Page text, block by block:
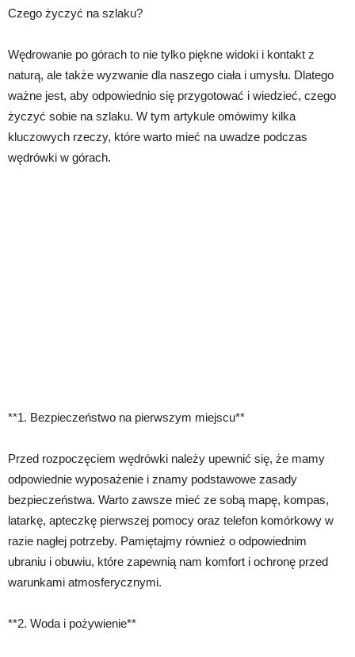
Czego życzyć na szlaku?
Wędrowanie po górach to nie tylko piękne widoki i kontakt z
naturą, ale także wyzwanie dla naszego ciała i umysłu. Dlatego
ważne jest, aby odpowiednio się przygotować i wiedzieć, czego
życzyć sobie na szlaku. W tym artykule omówimy kilka
kluczowych rzeczy, które warto mieć na uwadze podczas
wędrówki w górach.
**1. Bezpieczeństwo na pierwszym miejscu**
Przed rozpoczęciem wędrówki należy upewnić się, że mamy
odpowiednie wyposażenie i znamy podstawowe zasady
bezpieczeństwa. Warto zawsze mieć ze sobą mapę, kompas,
latarkę, apteczkę pierwszej pomocy oraz telefon komórkowy w
razie nagłej potrzeby. Pamiętajmy również o odpowiednim
ubraniu i obuwiu, które zapewnią nam komfort i ochronę przed
warunkami atmosferycznymi.
**2. Woda i pożywienie**